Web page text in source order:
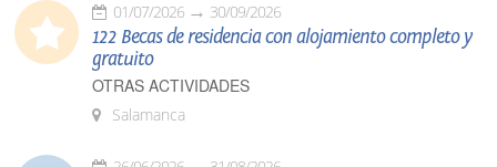
01/07/2026 30/09/2026
122 Becas de residencia con alojamiento completo y
gratuito
OTRAS ACTIVIDADES
Salamanca